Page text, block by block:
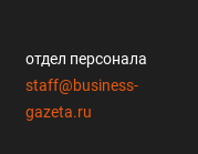
отдел персонала
staff@business-
gazeta.ru